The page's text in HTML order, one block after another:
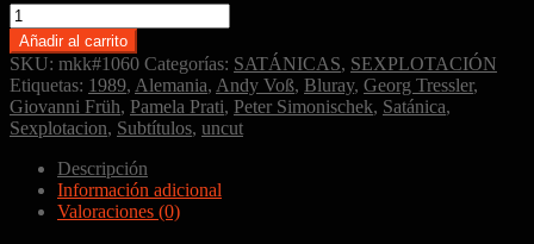
SUKKUBUS
cantidad
Añadir al carrito
SKU: mkk#1060 Categorías: SATÁNICAS, SEXPLOTACIÓN
Etiquetas: 1989, Alemania, Andy Voß, Bluray, Georg Tressler,
Giovanni Früh, Pamela Prati, Peter Simonischek, Satánica,
Sexplotacion, Subtítulos, uncut
Descripción
Información adicional
Valoraciones (0)